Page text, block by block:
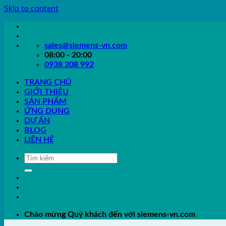
Skip to content
sales@siemens-vn.com
08:00 - 20:00
0938 208 992
TRANG CHỦ
GIỚI THIỆU
SẢN PHẨM
ỨNG DỤNG
DỰ ÁN
BLOG
LIÊN HỆ
Chào mừng Quý khách đến với siemens-vn.com